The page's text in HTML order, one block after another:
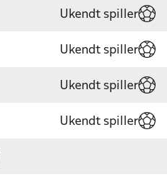
Ukendt spiller
Ukendt spiller
Ukendt spiller
Ukendt spiller